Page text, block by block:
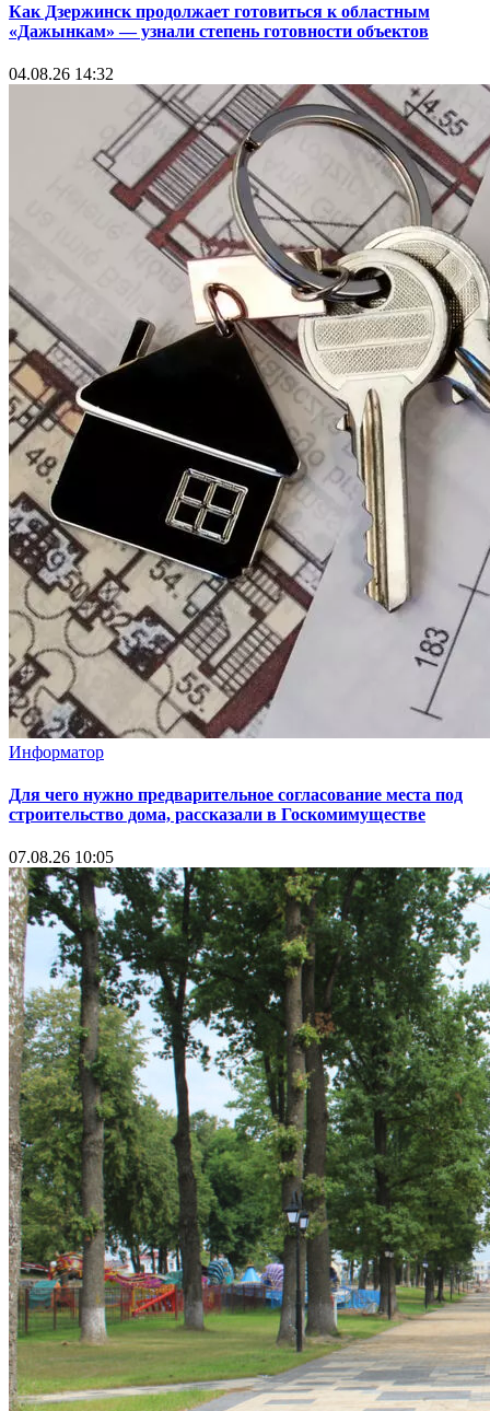
Как Дзержинск продолжает готовиться к областным
«Дажынкам» — узнали степень готовности объектов
04.08.26 14:32
Информатор
Для чего нужно предварительное согласование места под
строительство дома, рассказали в Госкомимуществе
07.08.26 10:05